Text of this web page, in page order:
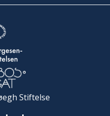
Stiftelse